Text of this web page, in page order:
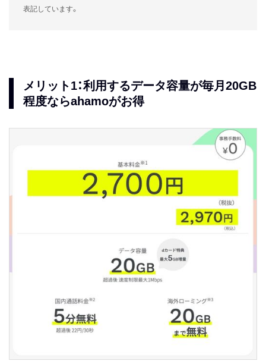
表記しています。
メリット1：利用するデータ容量が毎月20GB
程度ならahamoがお得